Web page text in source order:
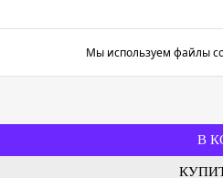
В
Мы используем файлы